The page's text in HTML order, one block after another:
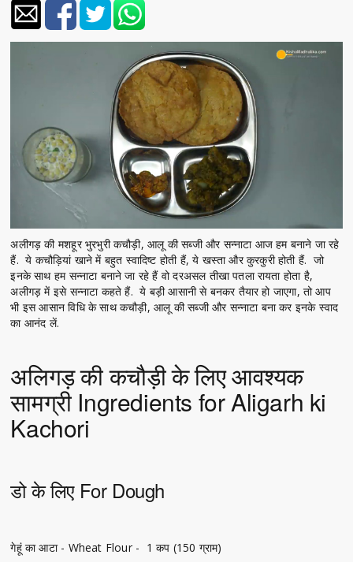
अलीगड़ की मशहूर भुरभुरी कचौड़ी, आलू की सब्जी और सन्नाटा आज हम बनाने जा रहे
हैं. ये कचौड़ियां खाने में बहुत स्वादिष्ट होती हैं, ये खस्ता और कुरकुरी होती हैं. जो
इनके साथ हम सन्नाटा बनाने जा रहे हैं वो दरअसल तीखा पतला रायता होता है,
अलीगड़ में इसे सन्नाटा कहते हैं. ये बड़ी आसानी से बनकर तैयार हो जाएगा, तो आप
भी इस आसान विधि के साथ कचौड़ी, आलू की सब्जी और सन्नाटा बना कर इनके स्वाद
का आनंद लें.
अलिगड़ की कचौड़ी के लिए आवश्यक
सामग्री Ingredients for Aligarh ki
Kachori
डो के लिए For Dough
गेहूं का आटा - Wheat Flour - 1 कप (150 ग्राम)